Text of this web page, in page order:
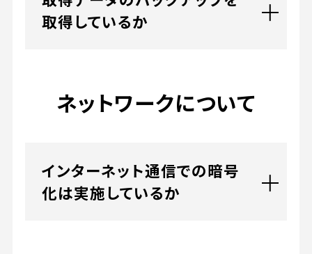
取得しているか
ネットワークについて
インターネット通信での暗号
化は実施しているか